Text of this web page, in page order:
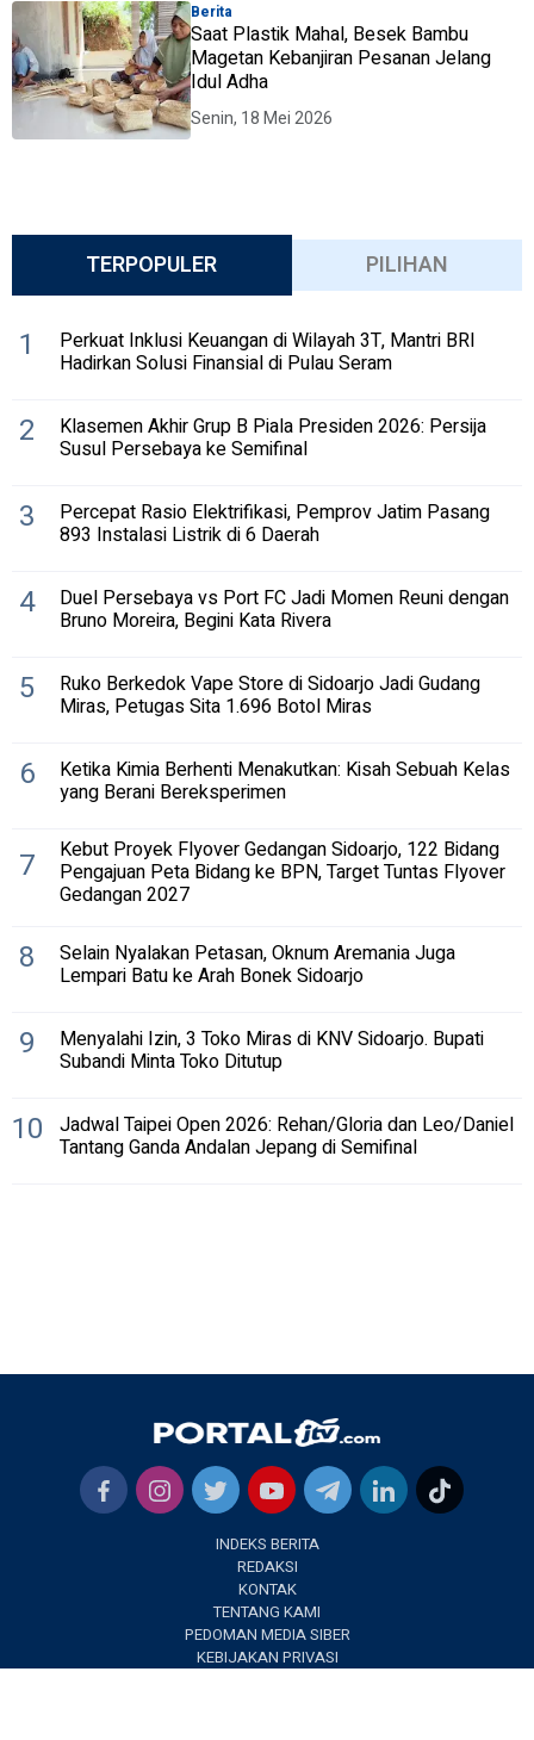
Berita
Saat Plastik Mahal, Besek Bambu
Magetan Kebanjiran Pesanan Jelang
Idul Adha
Senin, 18 Mei 2026
TERPOPULER PILIHAN
1 Perkuat Inklusi Keuangan di Wilayah 3T, Mantri BRI
Hadirkan Solusi Finansial di Pulau Seram
2 Klasemen Akhir Grup B Piala Presiden 2026: Persija
Susul Persebaya ke Semifinal
3 Percepat Rasio Elektrifikasi, Pemprov Jatim Pasang
893 Instalasi Listrik di 6 Daerah
4 Duel Persebaya vs Port FC Jadi Momen Reuni dengan
Bruno Moreira, Begini Kata Rivera
5 Ruko Berkedok Vape Store di Sidoarjo Jadi Gudang
Miras, Petugas Sita 1.696 Botol Miras
6 Ketika Kimia Berhenti Menakutkan: Kisah Sebuah Kelas
yang Berani Bereksperimen
7 Kebut Proyek Flyover Gedangan Sidoarjo, 122 Bidang
Pengajuan Peta Bidang ke BPN, Target Tuntas Flyover
Gedangan 2027
8 Selain Nyalakan Petasan, Oknum Aremania Juga
Lempari Batu ke Arah Bonek Sidoarjo
9 Menyalahi Izin, 3 Toko Miras di KNV Sidoarjo. Bupati
Subandi Minta Toko Ditutup
10 Jadwal Taipei Open 2026: Rehan/Gloria dan Leo/Daniel
Tantang Ganda Andalan Jepang di Semifinal
INDEKS BERITA
REDAKSI
KONTAK
TENTANG KAMI
PEDOMAN MEDIA SIBER
KEBIJAKAN PRIVASI